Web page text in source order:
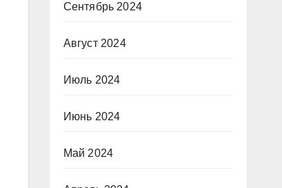
Сентябрь 2024
Август 2024
Июль 2024
Июнь 2024
Май 2024